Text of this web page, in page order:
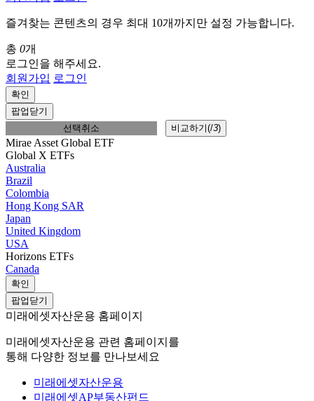
즐겨찾는 콘텐츠의 경우 최대 10개까지만 설정 가능합니다.
총 0개
로그인을 해주세요.
회원가입 로그인
확인
팝업닫기
선택취소
비교하기(/3)
Mirae Asset Global ETF
Global X ETFs
Australia
Brazil
Colombia
Hong Kong SAR
Japan
United Kingdom
USA
Horizons ETFs
Canada
확인
팝업닫기
미래에셋자산운용 홈페이지
미래에셋자산운용 관련 홈페이지를
통해 다양한 정보를 만나보세요
미래에셋자산운용
미래에셋AP부동산펀드